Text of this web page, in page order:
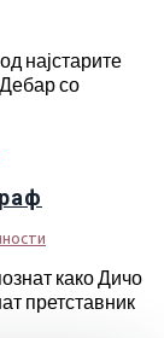
најстарите
со
како Дичо
претставник